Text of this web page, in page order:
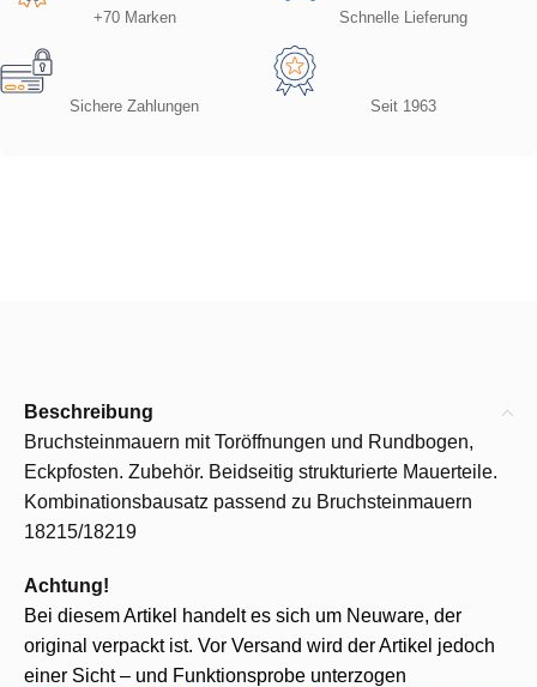
+70 Marken Schnelle Lieferung
Sichere Zahlungen Seit 1963
Beschreibung
Bruchsteinmauern mit Toröffnungen und Rundbogen,
Eckpfosten. Zubehör. Beidseitig strukturierte Mauerteile.
Kombinationsbausatz passend zu Bruchsteinmauern
18215/18219
Achtung!
Bei diesem Artikel handelt es sich um Neuware, der
original verpackt ist. Vor Versand wird der Artikel jedoch
einer Sicht – und Funktionsprobe unterzogen